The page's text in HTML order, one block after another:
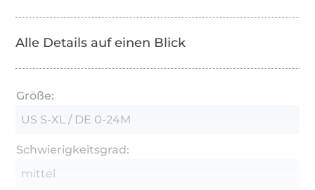
Alle Details auf einen Blick
Größe:
US S-XL / DE 0-24M
Schwierigkeitsgrad:
mittel